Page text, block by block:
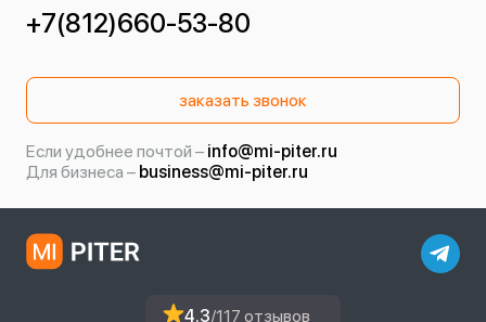
+7(812)660-53-80
заказать звонок
Если удобнее почтой – info@mi-piter.ru
Для бизнеса – business@mi-piter.ru
4.3/117 отзывов